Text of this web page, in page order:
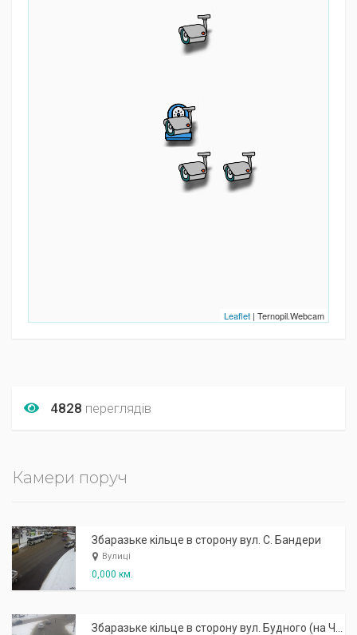
Leaflet | Ternopil.Webcam
4828 переглядів
Камери поруч
Збаразьке кільце в сторону вул. С. Бандери
Вулиці
0,000 км.